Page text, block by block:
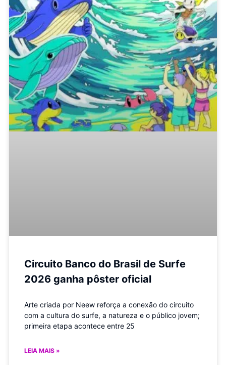
Circuito Banco do Brasil de Surfe
2026 ganha pôster oficial
Arte criada por Neew reforça a conexão do circuito
com a cultura do surfe, a natureza e o público jovem;
primeira etapa acontece entre 25
LEIA MAIS »